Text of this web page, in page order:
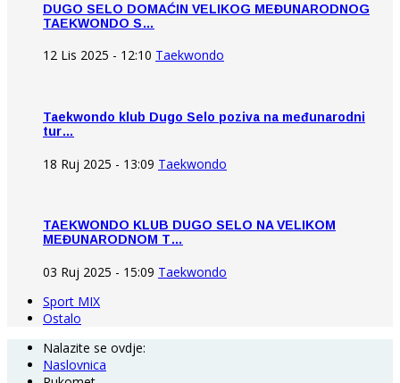
DUGO SELO DOMAĆIN VELIKOG MEĐUNARODNOG
TAEKWONDO S…
12 Lis 2025 - 12:10 Taekwondo
Taekwondo klub Dugo Selo poziva na međunarodni
tur…
18 Ruj 2025 - 13:09 Taekwondo
TAEKWONDO KLUB DUGO SELO NA VELIKOM
MEĐUNARODNOM T…
03 Ruj 2025 - 15:09 Taekwondo
Sport MIX
Ostalo
Nalazite se ovdje:
Naslovnica